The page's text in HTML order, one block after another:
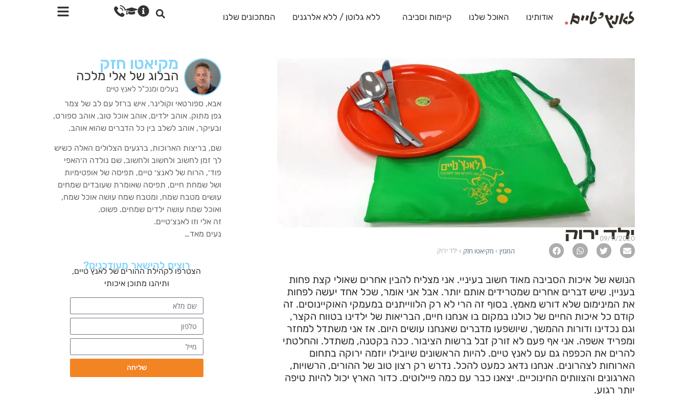
אודותינו האוכל שלנו קיימות וסביבה ללא גלוטן / ללא אלרגנים המתכונים שלנו
ילד ירוק
09/11/2020
המגזין › מקיאטו חזק › ילד ירוק
הנושא של איכות הסביבה מאוד חשוב בעיניי. אני מצליח להבין אחרים שאולי קצת פחות
בעניין. שיש דברים אחרים שמטרידים אותם יותר. אבל אני אומר, שכל אחד יעשה לפחות
את המינימום שלא דורש מאמץ. בסוף זה הרי לא רק הלווייתנים במעמקי האוקיינוסים. זה
קודם כל איכות החיים של כולנו במקום בו אנחנו חיים, הבריאות של ילדינו בטווח הקצר,
וגם נכדינו ודורות ההמשך, שיושפעו מדברים שאנחנו עושים היום. אז אני משתדל למחזר
ומפריד אשפה. אני אף פעם לא זורק זבל ברשות הציבור. ככה בקטנה, משתדל. והחלטתי
להרים את הכפפה גם עם לאנץ טיים. להיות הראשונים שיובילו יוזמה ירוקה בתחום
הארוחות לצהרונים. אנחנו נדאג כמעט להכל. נדרש רק רצון טוב של ההורים, הרשויות,
הארגונים והצוותים החינוכיים. יצאנו כבר עם כמה פיילוטים. כדור הארץ יכול להיות טיפה
יותר רגוע.
מקיאטו חזק
הבלוג של אלי מלכה
בעלים ומנכ"ל לאנץ טיים
אבא, ספורטאי וקולינר. איש ברזל עם לב של צמר
גפן מתוק. אוהב ילדים, אוהב אוכל טוב, אוהב ספורט,
ובעיקר, אוהב לשלב בין כל הדברים שהוא אוהב.
שם, בריצות הארוכות, ברגעים הצלולים האלה כשיש
לך זמן לחשוב ולחשוב ולחשוב, שם נולדה ה׳האפי
פוד׳, הרוח של לאנצ׳ טיים, תפיסה של אופטימיות
ושל שמחת חיים, תפיסה שאומרת שעובדים שמחים
עושים מטבח שמח, ומטבח שמח עושה אוכל שמח,
ואוכל שמח עושה ילדים שמחים. פשוט.
זה אלי וזו לאנצ׳טיים.
נעים מאד…
רוצים להישאר מעודכנים?
הצטרפו לקהילת ההורים של לאנץ טיים,
ותיהנו מתוכן איכותי
שליחה